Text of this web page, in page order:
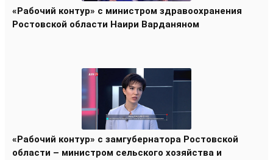
«Рабочий контур» с министром здравоохранения
Ростовской области Наири Варданяном
«Рабочий контур» с замгубернатора Ростовской
области – министром сельского хозяйства и